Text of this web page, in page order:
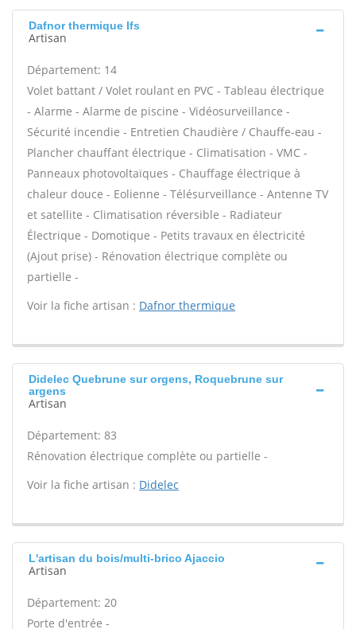
Dafnor thermique Ifs
Artisan
Département: 14
Volet battant / Volet roulant en PVC - Tableau électrique
- Alarme - Alarme de piscine - Vidéosurveillance -
Sécurité incendie - Entretien Chaudière / Chauffe-eau -
Plancher chauffant électrique - Climatisation - VMC -
Panneaux photovoltaïques - Chauffage électrique à
chaleur douce - Eolienne - Télésurveillance - Antenne TV
et satellite - Climatisation réversible - Radiateur
Électrique - Domotique - Petits travaux en électricité
(Ajout prise) - Rénovation électrique complète ou
partielle -
Voir la fiche artisan : Dafnor thermique
Didelec Quebrune sur orgens, Roquebrune sur
argens
Artisan
Département: 83
Rénovation électrique complète ou partielle -
Voir la fiche artisan : Didelec
L'artisan du bois/multi-brico Ajaccio
Artisan
Département: 20
Porte d'entrée -